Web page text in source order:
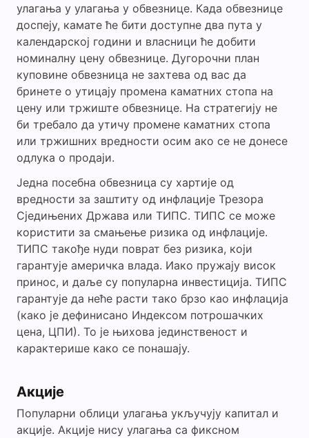
улагања у улагања у обвезнице. Када обвезнице
доспеју, камате ће бити доступне два пута у
календарској години и власници ће добити
номиналну цену обвезнице. Дугорочни план
куповине обвезница не захтева од вас да
бринете о утицају промена каматних стопа на
цену или тржиште обвезнице. На стратегију не
би требало да утичу промене каматних стопа
или тржишних вредности осим ако се не донесе
одлука о продаји.
Једна посебна обвезница су хартије од
вредности за заштиту од инфлације Трезора
Сједињених Држава или ТИПС. ТИПС се може
користити за смањење ризика од инфлације.
ТИПС такође нуди поврат без ризика, који
гарантује америчка влада. Иако пружају висок
принос, и даље су популарна инвестиција. ТИПС
гарантује да неће расти тако брзо као инфлација
(како је дефинисано Индексом потрошачких
цена, ЦПИ). То је њихова јединственост и
карактерише како се понашају.
Акције
Популарни облици улагања укључују капитал и
акције. Акције нису улагања са фиксном